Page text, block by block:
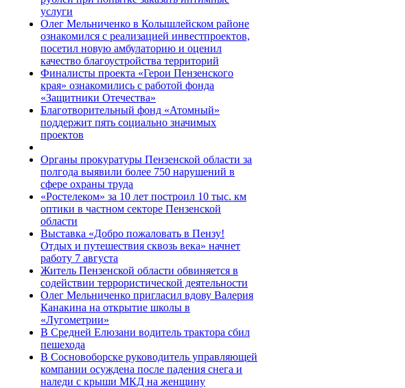
услуги
Олег Мельниченко в Колышлейском районе
ознакомился с реализацией инвестпроектов,
посетил новую амбулаторию и оценил
качество благоустройства территорий
Финалисты проекта «Герои Пензенского
края» ознакомились с работой фонда
«Защитники Отечества»
Благотворительный фонд «Атомный»
поддержит пять социально значимых
проектов
Органы прокуратуры Пензенской области за
полгода выявили более 750 нарушений в
сфере охраны труда
«Ростелеком» за 10 лет построил 10 тыс. км
оптики в частном секторе Пензенской
области
Выставка «Добро пожаловать в Пензу!
Отдых и путешествия сквозь века» начнет
работу 7 августа
Житель Пензенской области обвиняется в
содействии террористической деятельности
Олег Мельниченко пригласил вдову Валерия
Канакина на открытие школы в
«Лугометрии»
В Средней Елюзани водитель трактора сбил
пешехода
В Сосновоборске руководитель управляющей
компании осуждена после падения снега и
наледи с крыши МКД на женщину